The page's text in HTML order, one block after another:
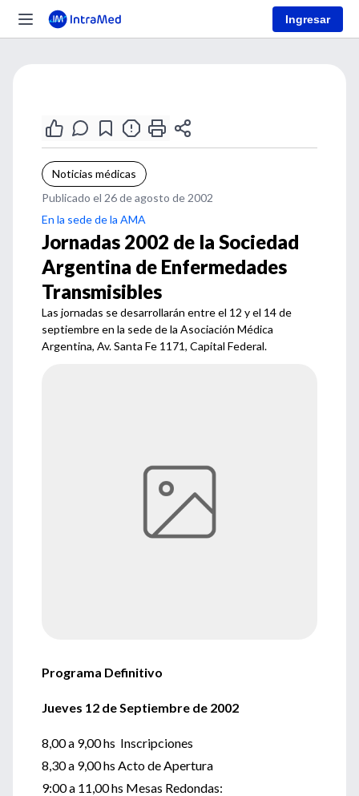
Ingresar
Noticias médicas
Publicado el 26 de agosto de 2002
En la sede de la AMA
Jornadas 2002 de la Sociedad
Argentina de Enfermedades
Transmisibles
Las jornadas se desarrollarán entre el 12 y el 14 de
septiembre en la sede de la Asociación Médica
Argentina, Av. Santa Fe 1171, Capital Federal.
Programa Definitivo
Jueves 12 de Septiembre de 2002
8,00 a 9,00 hs Inscripciones
8,30 a 9,00 hs Acto de Apertura
9:00 a 11,00 hs Mesas Redondas: